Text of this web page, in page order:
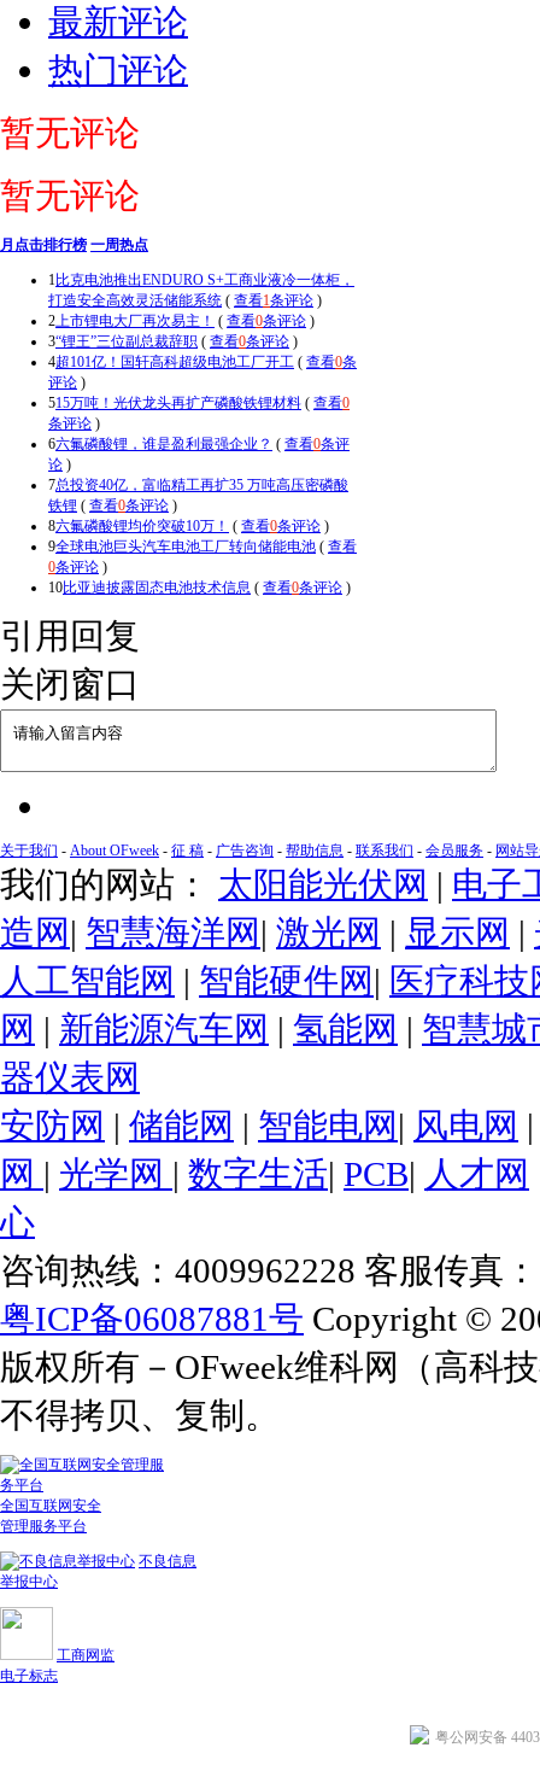
最新评论
热门评论
暂无评论
暂无评论
月点击排行榜 一周热点
1比克电池推出ENDURO S+工商业液冷一体柜，
打造安全高效灵活储能系统 ( 查看1条评论 )
2上市锂电大厂再次易主！ ( 查看0条评论 )
3“锂王”三位副总裁辞职 ( 查看0条评论 )
4超101亿！国轩高科超级电池工厂开工 ( 查看0条
评论 )
515万吨！光伏龙头再扩产磷酸铁锂材料 ( 查看0
条评论 )
6六氟磷酸锂，谁是盈利最强企业？ ( 查看0条评
论 )
7总投资40亿，富临精工再扩35 万吨高压密磷酸
铁锂 ( 查看0条评论 )
8六氟磷酸锂均价突破10万！ ( 查看0条评论 )
9全球电池巨头汽车电池工厂转向储能电池 ( 查看
0条评论 )
10比亚迪披露固态电池技术信息 ( 查看0条评论 )
引用回复
关闭窗口
关于我们 - About OFweek - 征 稿 - 广告咨询 - 帮助信息 - 联系我们 - 会员服务 - 网站
我们的网站： 太阳能光伏网 | 电子
造网 | 智慧海洋网 | 激光网 | 显示网 |
人工智能网 | 智能硬件网 | 医疗科技
网 | 新能源汽车网 | 氢能网 | 智慧城
器仪表网
安防网 | 储能网 | 智能电网 | 风电网
网 | 光学网 | 数字生活| PCB| 人才网
心
咨询热线：4009962228 客服传真
粤ICP备06087881号 Copyright ©
版权所有－OFweek维科网（高科
不得拷贝、复制。
全国互联网安全
管理服务平台
不良信息
举报中心
工商网监
电子标志
粤公网安备